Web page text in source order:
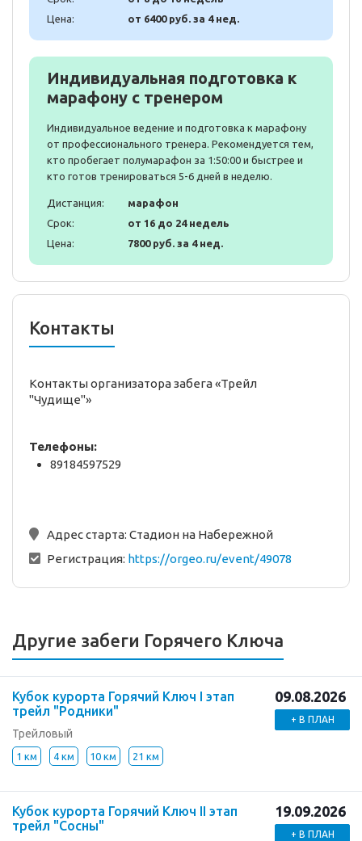
Цена:
от 6400 руб. за 4 нед.
Индивидуальная подготовка к
марафону с тренером
Индивидуальное ведение и подготовка к марафону
от профессионального тренера. Рекомендуется тем,
кто пробегает полумарафон за 1:50:00 и быстрее и
кто готов тренироваться 5-6 дней в неделю.
Дистанция:
марафон
Срок:
от 16 до 24 недель
Цена:
7800 руб. за 4 нед.
Контакты
Контакты организатора забега «Трейл
"Чудище"»
Телефоны:
89184597529
Адрес старта: Стадион на Набережной
Регистрация: https://orgeo.ru/event/49078
Другие забеги Горячего Ключа
Кубок курорта Горячий Ключ I этап
трейл "Родники"
Трейловый
1 км 4 км 10 км 21 км
09.08.2026
+ В ПЛАН
Кубок курорта Горячий Ключ II этап
трейл "Сосны"
19.09.2026
+ В ПЛАН